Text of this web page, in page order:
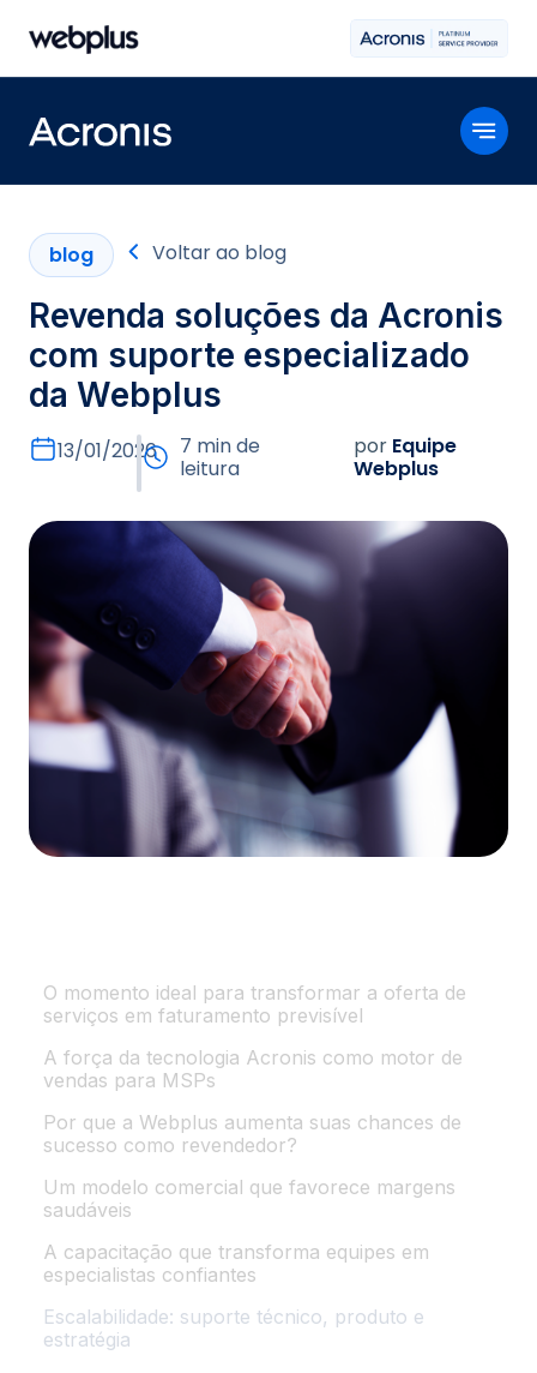
blog Voltar ao blog
Revenda soluções da Acronis
com suporte especializado
da Webplus
por Equipe
Webplus
13/01/2026
7 min de
leitura
O momento ideal para transformar a oferta de
serviços em faturamento previsível
A força da tecnologia Acronis como motor de
vendas para MSPs
Por que a Webplus aumenta suas chances de
sucesso como revendedor?
Um modelo comercial que favorece margens
saudáveis
A capacitação que transforma equipes em
especialistas confiantes
Escalabilidade: suporte técnico, produto e
estratégia